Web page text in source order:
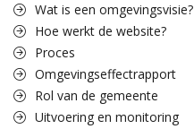
Wat is een omgevingsvisie?
Hoe werkt de website?
Proces
Omgevingseffectrapport
Rol van de gemeente
Uitvoering en monitoring